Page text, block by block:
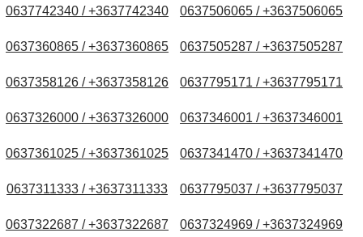
0637742340 / +3637742340 0637506065 / +3637506065
0637360865 / +3637360865 0637505287 / +3637505287
0637358126 / +3637358126 0637795171 / +3637795171
0637326000 / +3637326000 0637346001 / +3637346001
0637361025 / +3637361025 0637341470 / +3637341470
0637311333 / +3637311333 0637795037 / +3637795037
0637322687 / +3637322687 0637324969 / +3637324969